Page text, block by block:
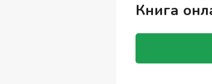
Книга